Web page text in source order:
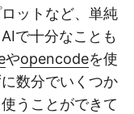
ットなど、単純
で十分なことも
やopencodeを使
数分でいくつか
うことができて